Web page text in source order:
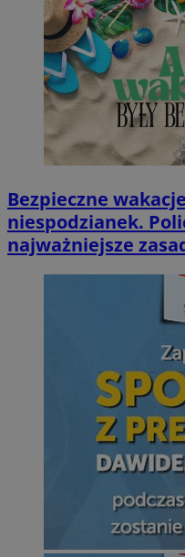
Bezpieczne
niespodzianek.
najważniejsze